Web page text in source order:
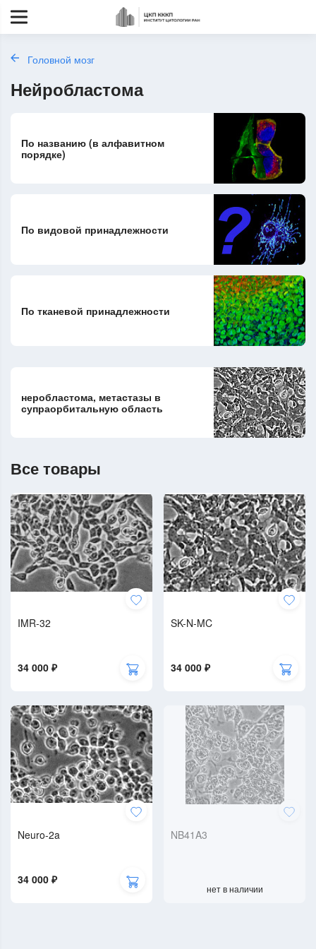
Головной мозг
Нейробластома
По названию (в алфавитном
порядке)
По видовой принадлежности
По тканевой принадлежности
неробластома, метастазы в
супраорбитальную область
Все товары
IMR-32
34 000 ₽
SK-N-MC
34 000 ₽
Neuro-2a
34 000 ₽
NB41A3
нет в наличии